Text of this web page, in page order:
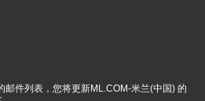
邮件列表，您将更新ML.COM-米兰(中国) 的